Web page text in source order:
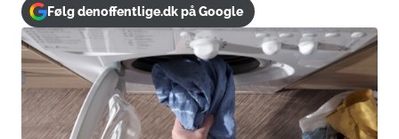
Følg denoffentlige.dk på Google